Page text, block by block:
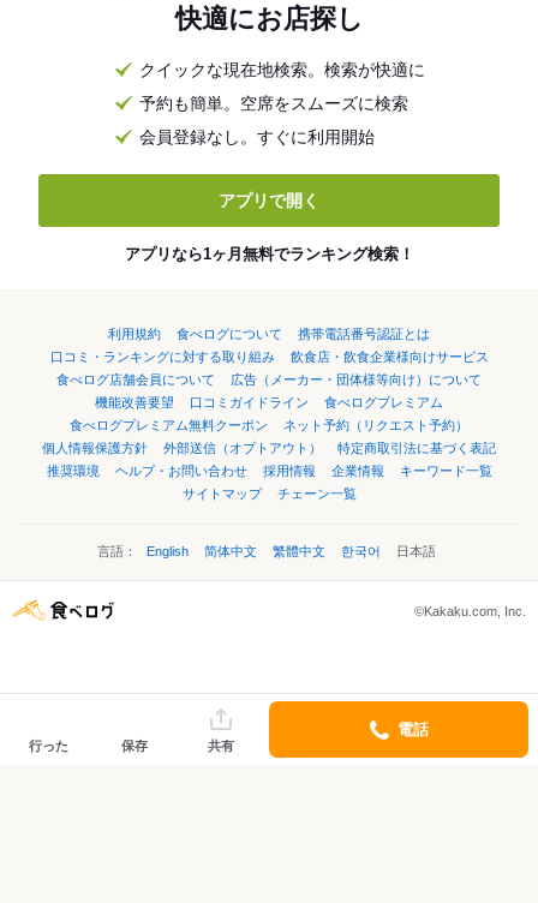
快適にお店探し
クイックな現在地検索。検索が快適に
予約も簡単。空席をスムーズに検索
会員登録なし。すぐに利用開始
アプリで開く
アプリなら1ヶ月無料でランキング検索！
利用規約 食べログについて
携帯電話番号認証とは
口コミ・ランキングに対する取り組み
飲食店・飲食企業様向けサービス
食べログ店舗会員について
広告（メーカー・団体様等向け）について
機能改善要望
口コミガイドライン
食べログプレミアム
食べログプレミアム無料クーポン
ネット予約（リクエスト予約）
個人情報保護方針
外部送信（オプトアウト）
特定商取引法に基づく表記
推奨環境
ヘルプ・お問い合わせ 採用情報 企業情報
キーワード一覧
サイトマップ
チェーン一覧
言語： English 简体中文 繁體中文 한국어 日本語
©Kakaku.com, Inc.
行った 保存 共有
電話